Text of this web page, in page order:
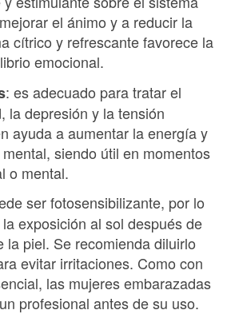
el ánimo y a reducir la
cítrico y refrescante favorece la
emocional.
: es adecuado para tratar el
la depresión y la tensión
ayuda a aumentar la energía y
siendo útil en momentos
o mental.
ser fotosensibilizante, por lo
exposición al sol después de
la piel. Se recomienda diluirlo
evitar irritaciones. Como con
las mujeres embarazadas
profesional antes de su uso.